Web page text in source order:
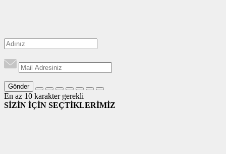
Gönder
En az 10 karakter gerekli
SİZİN İÇİN SEÇTİKLERİMİZ